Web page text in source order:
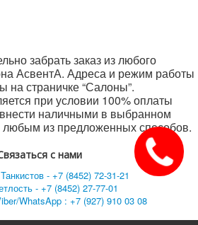
забрать заказ из любого
АсвентА. Адреса и режим работы
на страничке “Салоны”.
при условии 100% оплаты
наличными в выбранном
любым из предложенных способов.
с нами
- +7 (8452) 72-31-21
- +7 (8452) 27-77-01
WhatsApp : +7 (927) 910 03 08